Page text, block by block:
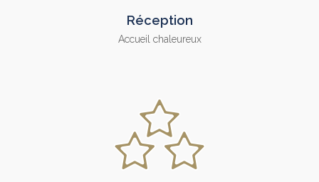
Réception
Accueil chaleureux